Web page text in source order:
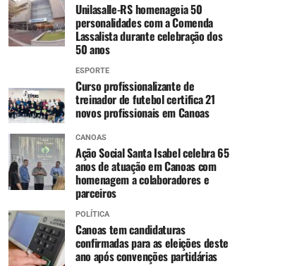
Unilasalle-RS homenageia 50
personalidades com a Comenda
Lassalista durante celebração dos
50 anos
ESPORTE
Curso profissionalizante de
treinador de futebol certifica 21
novos profissionais em Canoas
CANOAS
Ação Social Santa Isabel celebra 65
anos de atuação em Canoas com
homenagem a colaboradores e
parceiros
POLÍTICA
Canoas tem candidaturas
confirmadas para as eleições deste
ano após convenções partidárias